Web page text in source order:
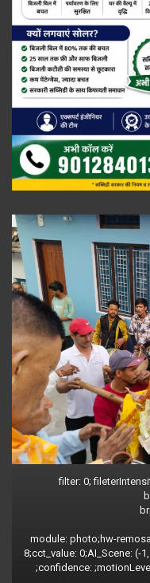
filter: 0;
module: photo;hw-
8;cct_value: 0;AI_Scene: (-
;confidence: